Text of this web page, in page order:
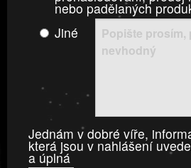
nebo padělaných
Jiné
Jednám v dobré víře,
která jsou v nahlášení
a úplná